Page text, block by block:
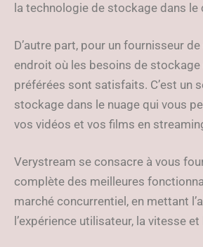
la technologie de stockage dans le
D’autre part, pour un fournisseur de
endroit où les besoins de stockage
préférées sont satisfaits. C’est un
stockage dans le nuage qui vous
vos vidéos et vos films en
Verystream se consacre à vous
complète des meilleures
marché concurrentiel, en mettant
l’expérience utilisateur, la vitesse